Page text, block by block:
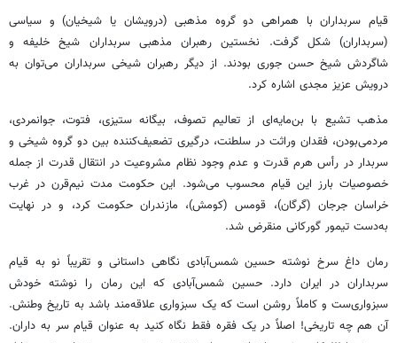
قیام سربداران با همراهی دو گروه مذهبی (درویشان یا شیخیان) و سیاسی
(سربداران) شکل گرفت. نخستین رهبران مذهبی سربداران شیخ خلیفه و
شاگردش شیخ حسن جوری بودند. از دیگر رهبران شیخی سربداران می‌توان به
درویش عزیز مجدی اشاره کرد.
مذهب تشیع با بن‌مایه‌ای از تعالیم تصوف، بیگانه ستیزی، فتوت، جوانمردی،
مردمی‌بودن، فقدان وراثت در سلطنت، درگیری تضعیف‌کننده بین دو گروه شیخی و
سربدار در رأس هرم قدرت و عدم وجود نظام مشروعیت در انتقال قدرت از جمله
خصوصیات بارز این قیام محسوب می‌شود. این حکومت مدت نیم‌قرن در غرب
خراسان جرجان (گرگان)، قومس (کومش)، مازندران حکومت کرد، و در نهایت
به‌دست تیمور گورکانی منقرض شد.
رمان داغ سرخ نوشته حسین شمس‌آبادی نگاهی داستانی و تقریباً نو به قیام
سربداران در ایران دارد. حسین شمس‌آبادی که این رمان را نوشته خودش
سبزواری‌ست و کاملاً روشن است که یک سبزواری علاقه‌مند باشد به تاریخ وطنش.
آن هم چه تاریخی! اصلاً در یک فقره فقط نگاه کنید به عنوان قیام سر به داران.